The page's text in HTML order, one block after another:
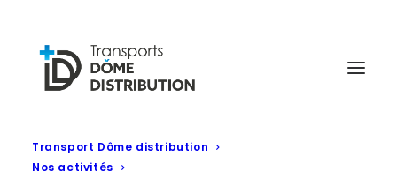
Transport Dôme distribution
Nos activités